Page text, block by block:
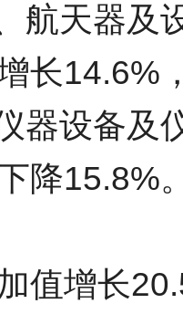
航天器及
长14.6%
器设备及
降15.8%
值增长